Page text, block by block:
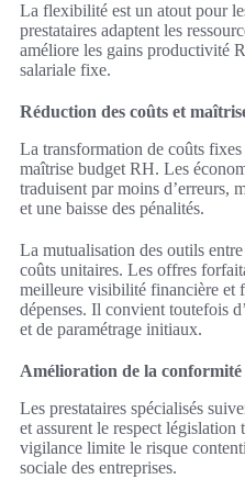
La flexibilité est un atout pour
prestataires adaptent les
améliore les gains productivité
salariale fixe.
Réduction des coûts et
La transformation de coûts
maîtrise budget RH. Les
traduisent par moins d’erreurs,
et une baisse des pénalités.
La mutualisation des outils
coûts unitaires. Les offres
meilleure visibilité financière et
dépenses. Il convient toutefois
et de paramétrage initiaux.
Amélioration de la conformité
Les prestataires spécialisés
et assurent le respect
vigilance limite le risque
sociale des entreprises.